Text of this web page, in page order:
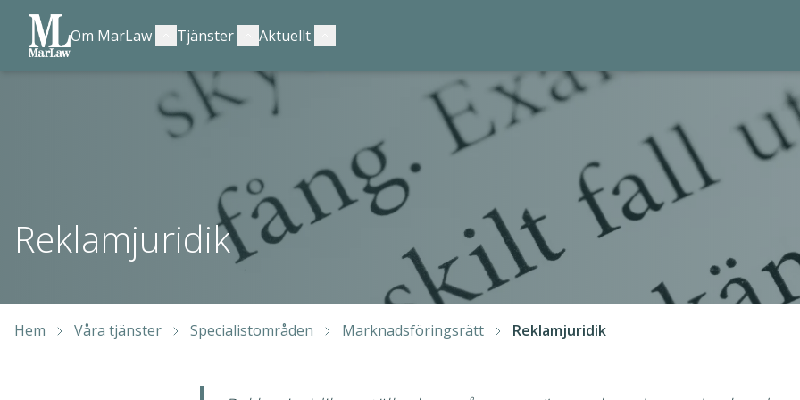
Om MarLaw Tjänster Aktuellt
Reklamjuridik
Hem Våra tjänster Specialistområden Marknadsföringsrätt Reklamjuridik